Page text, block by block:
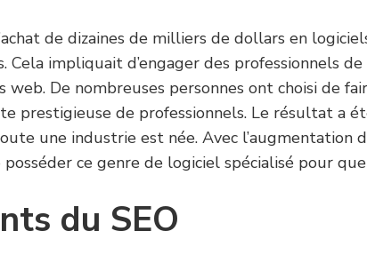
de dizaines de milliers de dollars en
Cela impliquait d’engager des professionnels
web. De nombreuses personnes ont choisi de
prestigieuse de professionnels. Le résultat a
une industrie est née. Avec l’augmentation
ce genre de logiciel spécialisé pour
du SEO